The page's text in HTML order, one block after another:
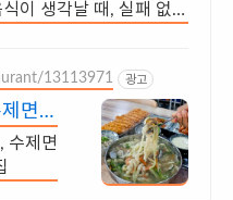
이 생각날 때, 실패 없는
13113971 광고
면이
수제면